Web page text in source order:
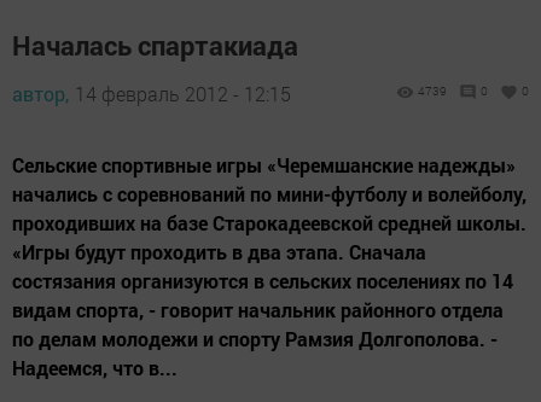
Началась спартакиада
автор, 14 февраль 2012 - 12:15 4739 0 0
Сельские спортивные игры «Черемшанские надежды»
начались с соревнований по мини-футболу и волейболу,
проходивших на базе Старокадеевской средней школы.
«Игры будут проходить в два этапа. Сначала
состязания организуются в сельских поселениях по 14
видам спорта, - говорит начальник районного отдела
по делам молодежи и спорту Рамзия Долгополова. -
Надеемся, что в...